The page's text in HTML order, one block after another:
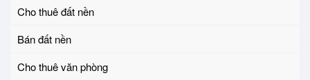
Cho thuê đất nền
Bán đất nền
Cho thuê văn phòng